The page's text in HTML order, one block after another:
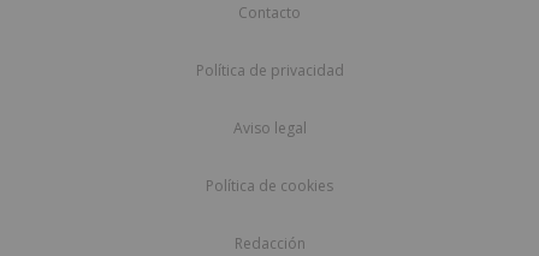
Contacto
Política de privacidad
Aviso legal
Política de cookies
Redacción